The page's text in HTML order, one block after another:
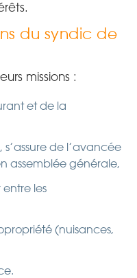
du syndic de
missions :
et de la
de l’avancée
assemblée générale,
les
(nuisances,